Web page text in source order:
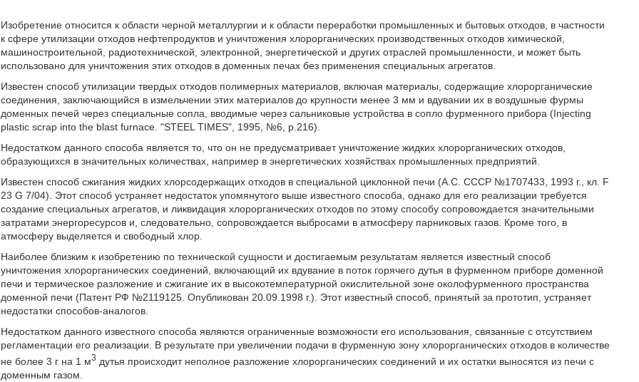
Изобретение относится к области черной металлургии и к области переработки промышленных и бытовых отходов, в частности
к сфере утилизации отходов нефтепродуктов и уничтожения хлорорганических производственных отходов химической,
машиностроительной, радиотехнической, электронной, энергетической и других отраслей промышленности, и может быть
использовано для уничтожения этих отходов в доменных печах без применения специальных агрегатов.
Известен способ утилизации твердых отходов полимерных материалов, включая материалы, содержащие хлорорганические
соединения, заключающийся в измельчении этих материалов до крупности менее 3 мм и вдувании их в воздушные фурмы
доменных печей через специальные сопла, вводимые через сальниковые устройства в сопло фурменного прибора (Injecting
plastic scrap into the blast furnace. "STEEL TIMES", 1995, №6, p.216).
Недостатком данного способа является то, что он не предусматривает уничтожение жидких хлорорганических отходов,
образующихся в значительных количествах, например в энергетических хозяйствах промышленных предприятий.
Известен способ сжигания жидких хлорсодержащих отходов в специальной циклонной печи (А.С. СССР №1707433, 1993 г., кл. F
23 G 7/04). Этот способ устраняет недостаток упомянутого выше известного способа, однако для его реализации требуется
создание специальных агрегатов, и ликвидация хлорорганических отходов по этому способу сопровождается значительными
затратами энергоресурсов и, следовательно, сопровождается выбросами в атмосферу парниковых газов. Кроме того, в
атмосферу выделяется и свободный хлор.
Наиболее близким к изобретению по технической сущности и достигаемым результатам является известный способ
уничтожения хлорорганических соединений, включающий их вдувание в поток горячего дутья в фурменном приборе доменной
печи и термическое разложение и сжигание их в высокотемпературной окислительной зоне околофурменного пространства
доменной печи (Патент РФ №2119125. Опубликован 20.09.1998 г.). Этот известный способ, принятый за прототип, устраняет
недостатки способов-аналогов.
Недостатком данного известного способа являются ограниченные возможности его использования, связанные с отсутствием
регламентации его реализации. В результате при увеличении подачи в фурменную зону хлорорганических отходов в количестве
не более 3 г на 1 м3 дутья происходит неполное разложение хлорорганических соединений и их остатки выносятся из печи с
доменным газом.